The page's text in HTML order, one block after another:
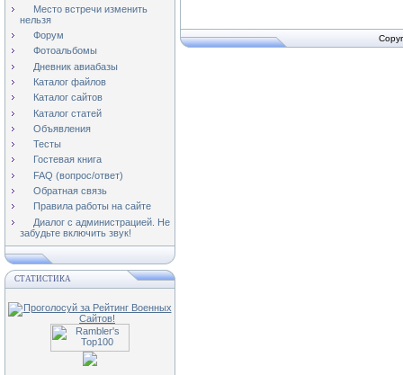
Место встречи изменить
нельзя
Форум
Фотоальбомы
Дневник авиабазы
Каталог файлов
Каталог сайтов
Каталог статей
Объявления
Тесты
Гостевая книга
FAQ (вопрос/ответ)
Обратная связь
Правила работы на сайте
Диалог с администрацией. Не
забудьте включить звук!
СТАТИСТИКА